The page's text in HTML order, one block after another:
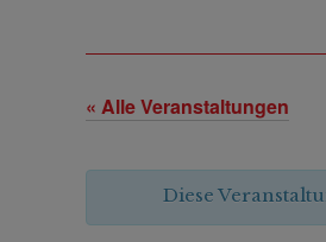
« Alle Veranstaltungen
Diese